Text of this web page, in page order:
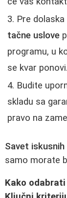
Pre
tačne uslove
programu, u
se kvar ponovi.
Budite
skladu sa
pravo na
Savet
samo morate
Kako